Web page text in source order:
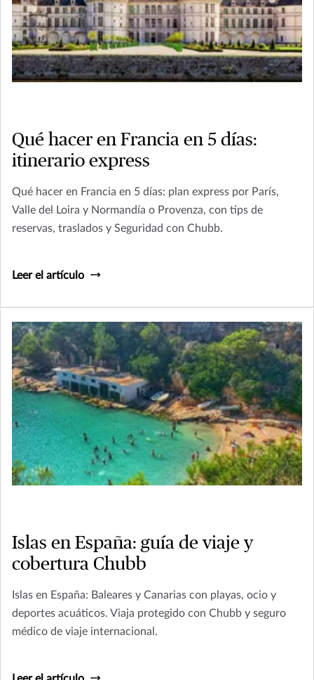
Qué hacer en Francia en 5 días:
itinerario express
Qué hacer en Francia en 5 días: plan express por París,
Valle del Loira y Normandía o Provenza, con tips de
reservas, traslados y Seguridad con Chubb.
Leer el artículo
Islas en España: guía de viaje y
cobertura Chubb
Islas en España: Baleares y Canarias con playas, ocio y
deportes acuáticos. Viaja protegido con Chubb y seguro
médico de viaje internacional.